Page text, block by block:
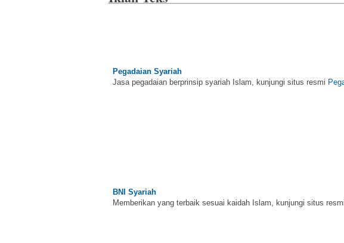
Jasa pegadaian berprinsip syariah Islam, kunjungi situs resmi
Memberikan yang terbaik sesuai kaidah Islam, kunjungi situs resmi